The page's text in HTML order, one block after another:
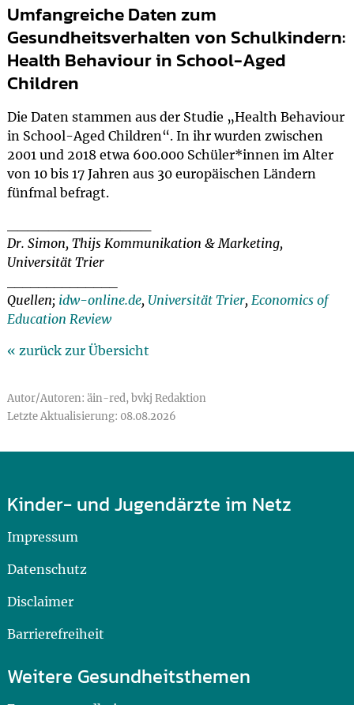
Umfangreiche Daten zum
Gesundheitsverhalten von Schulkindern:
Health Behaviour in School-Aged
Children
Die Daten stammen aus der Studie „Health Behaviour
in School-Aged Children“. In ihr wurden zwischen
2001 und 2018 etwa 600.000 Schüler*innen im Alter
von 10 bis 17 Jahren aus 30 europäischen Ländern
fünfmal befragt.
Dr. Simon, Thijs Kommunikation & Marketing,
Universität Trier
Quellen; idw-online.de, Universität Trier, Economics of
Education Review
« zurück zur Übersicht
Autor/Autoren: äin-red, bvkj Redaktion
Letzte Aktualisierung: 08.08.2026
Kinder- und Jugendärzte im Netz
Impressum
Datenschutz
Disclaimer
Barrierefreiheit
Weitere Gesundheitsthemen